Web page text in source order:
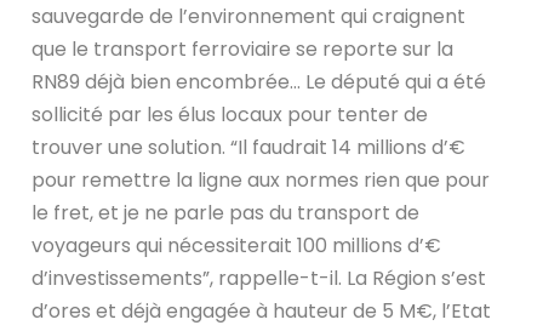
sauvegarde de l’environnement qui craignent
que le transport ferroviaire se reporte sur la
RN89 déjà bien encombrée… Le député qui a été
sollicité par les élus locaux pour tenter de
trouver une solution. “Il faudrait 14 millions d’€
pour remettre la ligne aux normes rien que pour
le fret, et je ne parle pas du transport de
voyageurs qui nécessiterait 100 millions d’€
d’investissements”, rappelle-t-il. La Région s’est
d’ores et déjà engagée à hauteur de 5 M€, l’Etat